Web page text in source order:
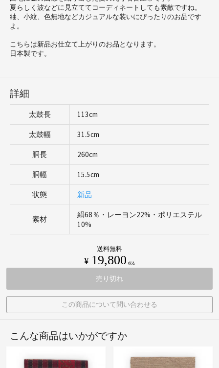
夏らしく波などに見立ててコーディネートしても素敵ですね。
紬、小紋、色無地などカジュアルな装いにぴったりのお品です
よ。
こちらは新品お仕立て上がりのお品となります。
日本製です。
詳細
太鼓長 113cm
太鼓幅 31.5cm
胴長 260cm
胴幅 15.5cm
状態 新品
素材
絹68％・レーヨン22%・ポリエステル
10%
送料無料
¥ 19,800 税込
売り切れ
この商品について問い合わせる
こんな商品はいかがですか